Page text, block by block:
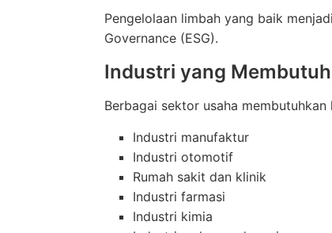
Pengelolaan limbah yang baik
Governance (ESG).
Industri yang
Berbagai sektor usaha
Industri manufaktur
Industri otomotif
Rumah sakit dan klinik
Industri farmasi
Industri kimia